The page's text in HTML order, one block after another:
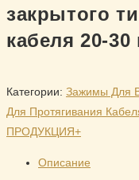
закрытого
кабеля 20-
Категории: Зажимы Для
Для Протягивания
ПРОДУКЦИЯ+
Описание